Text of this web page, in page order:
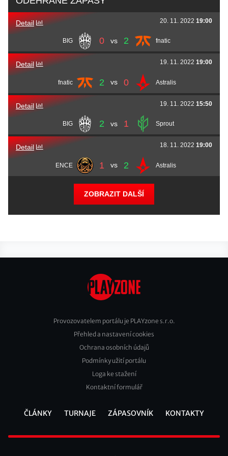
Håkonhallzerk
Aurélien
JACKZJug
Detail
BIG 0 vs 2 fnatic
20. 11. 2022 19:00
Detail
fnatic 2 vs 0 Astralis
19. 11. 2022 19:00
Detail
BIG 2 vs 1 Sprout
19. 11. 2022 15:50
Detail
ENCE 1 vs 2 Astralis
18. 11. 2022 19:00
ZOBRAZIT DALŠÍ
Footer
Provozovatelem portálu je PLAYzone s.r.o.
Přehled a nastavení cookies
Ochrana osobních údajů
Podmínky užití portálu
Loga ke stažení
Kontaktní formulář
ČLÁNKY TURNAJE ZÁPASOVNÍK KONTAKTY